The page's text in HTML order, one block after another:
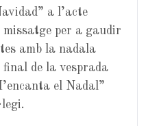
” a l’acte
per a gaudir
amb la nadala
de la vesprada
el Nadal”